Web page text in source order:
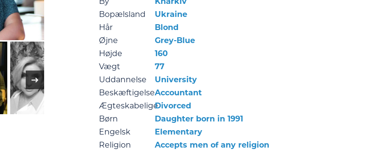
Bopælsland
Ukraine
Hår
Blond
Øjne
Grey-Blue
Højde
160
Vægt
77
Uddannelse
University
BeskæftigelseAccountant
ÆgteskabeligeDivorced
Børn
Daughter born in 1991
Engelsk
Elementary
Religion
Accepts men of any religion